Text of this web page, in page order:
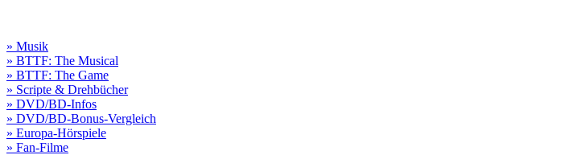
» Musik
» BTTF: The Musical
» BTTF: The Game
» Scripte & Drehbücher
» DVD/BD-Infos
» DVD/BD-Bonus-Vergleich
» Europa-Hörspiele
» Fan-Filme